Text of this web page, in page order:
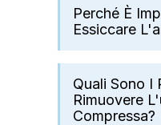
Perché È
Essiccare
Quali Sono I
Rimuovere
Compressa?